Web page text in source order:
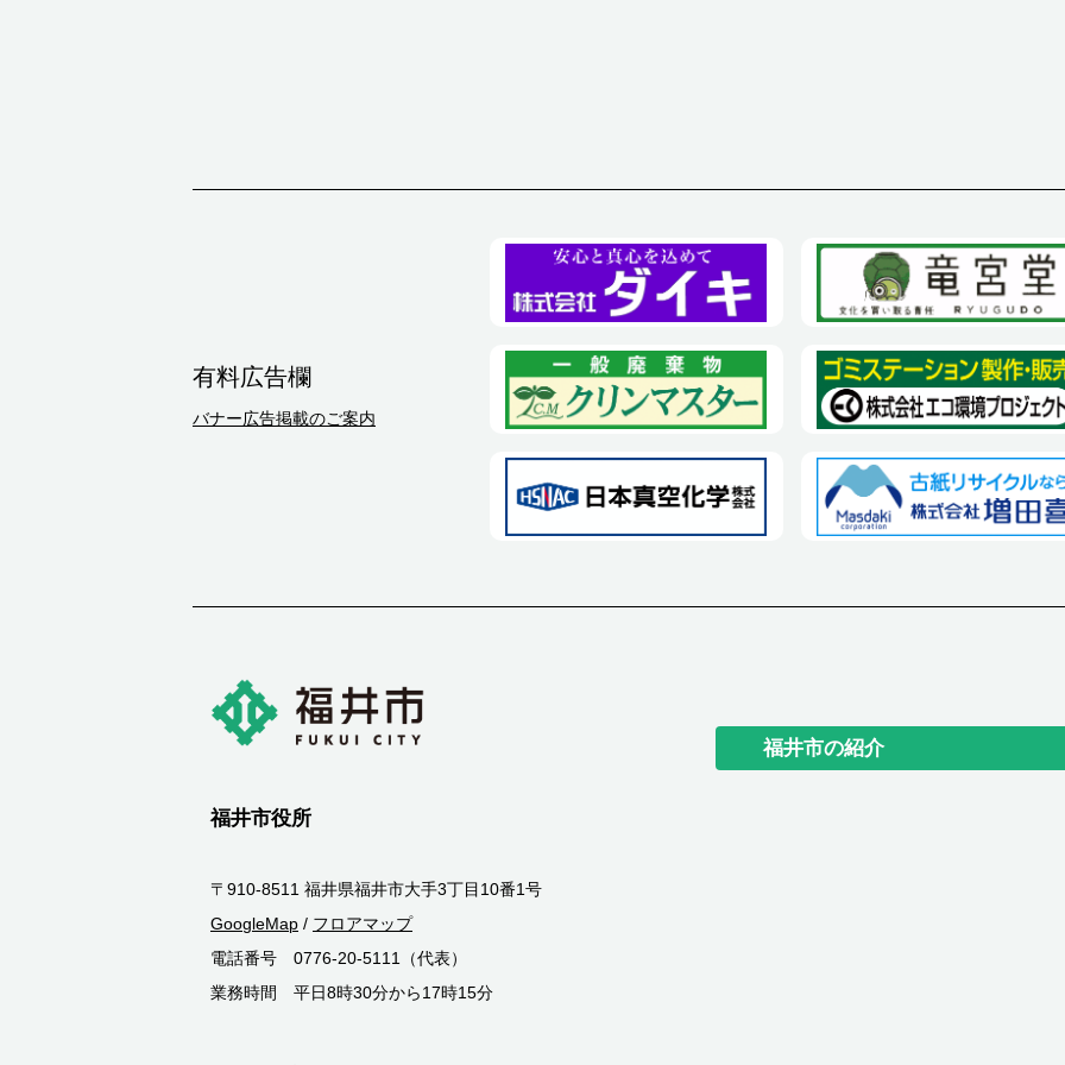
有料広告欄
バナー広告掲載のご案内
福井市役所
〒910-8511 福井県福井市大手3丁目10番1号
GoogleMap / フロアマップ
電話番号 0776-20-5111（代表）
業務時間 平日8時30分から17時15分
福井市の紹介